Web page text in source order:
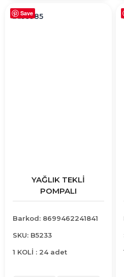
Save
YAĞLIK TEKLİ
POMPALI
Barkod: 8699462241841
SKU: B5233
1 KOLİ : 24 adet